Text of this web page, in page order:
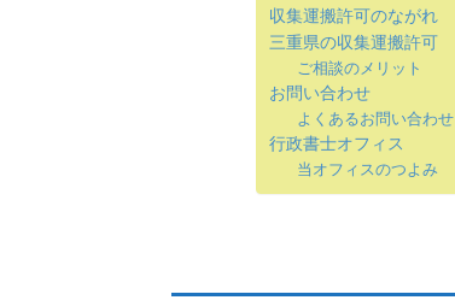
収集運搬許可のながれ
三重県の収集運搬許可
ご相談のメリット
お問い合わせ
よくあるお問い合わせ
行政書士オフィス
当オフィスのつよみ